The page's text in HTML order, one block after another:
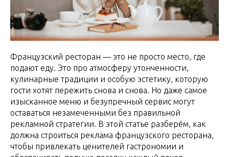
Французский ресторан — это не просто место, где
подают еду. Это про атмосферу утонченности,
кулинарные традиции и особую эстетику, которую
гости хотят пережить снова и снова. Но даже самое
изысканное меню и безупречный сервис могут
оставаться незамеченными без правильной
рекламной стратегии. В этой статье разберём, как
должна строиться реклама французского ресторана,
чтобы привлекать ценителей гастрономии и